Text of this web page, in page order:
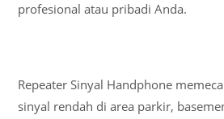
profesional atau pribadi Anda.
Repeater Sinyal Handphone
sinyal rendah di area parkir,